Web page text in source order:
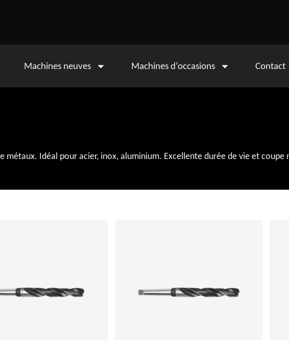
Machines neuves Machines d’occasions Contact
métaux. Idéal pour acier, inox, aluminium. Excellente durée de vie et coupe